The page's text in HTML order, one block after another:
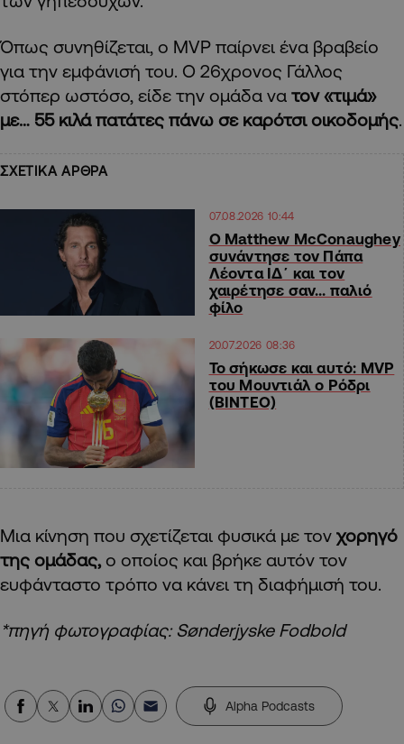
Όπως συνηθίζεται, ο MVP παίρνει ένα βραβείο
για την εμφάνισή του. Ο 26χρονος Γάλλος
στόπερ ωστόσο, είδε την ομάδα να τον «τιμά»
με… 55 κιλά πατάτες πάνω σε καρότσι οικοδομής.
ΣΧΕΤΙΚΑ ΑΡΘΡΑ
07.08.2026 10:44
Ο Matthew McConaughey
συνάντησε τον Πάπα
Λέοντα ΙΔ΄ και τον
χαιρέτησε σαν… παλιό
φίλο
20.07.2026 08:36
Το σήκωσε και αυτό: MVP
του Μουντιάλ ο Ρόδρι
(ΒΙΝΤΕΟ)
Μια κίνηση που σχετίζεται φυσικά με τον χορηγό
της ομάδας, ο οποίος και βρήκε αυτόν τον
ευφάνταστο τρόπο να κάνει τη διαφήμισή του.
*πηγή φωτογραφίας: Sønderjyske Fodbold
Alpha Podcasts